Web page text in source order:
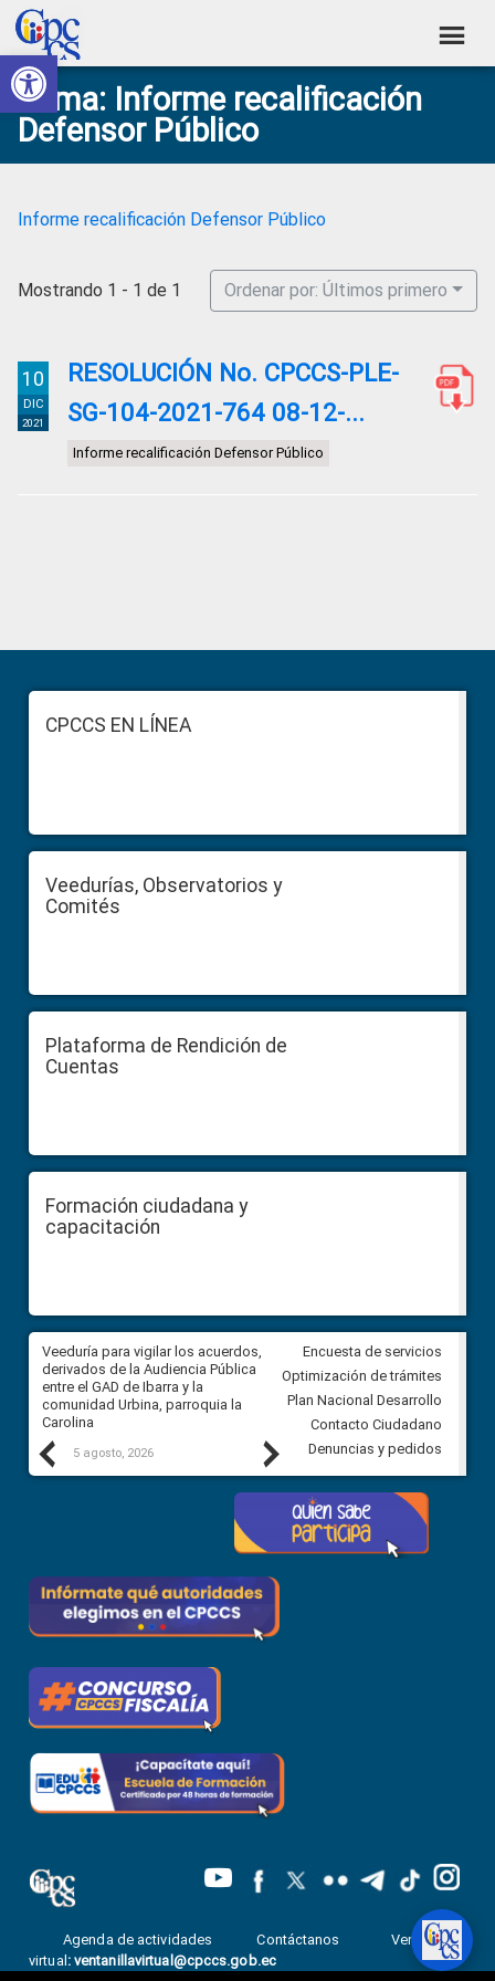
Abrir barra de herramientas
Skip
to
primary
navigation
Skip
to
main
content
Skip
to
primary
sidebar
Skip
to
footer
Consejo
de
Participación
Social
Construyendo
Poder
Ciudadano
Tema: Informe recalificación
Defensor Público
Informe recalificación Defensor Público
Mostrando 1 - 1 de 1 Ordenar por: Últimos primero
10
DIC
2021
RESOLUCIÓN No. CPCCS-PLE-
SG-104-2021-764 08-12-...
Informe recalificación Defensor Público
Sidebar
FooterCPCCS EN LÍNEA
Veedurías, Observatorios y
Comités
Plataforma de Rendición de
Cuentas
Formación ciudadana y
capacitación
Previous
Veeduría para vigilar los acuerdos,
derivados de la Audiencia Pública
entre el GAD de Ibarra y la
comunidad Urbina, parroquia la
Carolina
5 agosto, 2026
CPCCS convoca a Veeduría
Ciudadana para vigilar el
5 agosto, 2026
Next
Encuesta de servicios
Optimización de trámites
Plan Nacional Desarrollo
Contacto Ciudadano
Denuncias y pedidos
Agenda de actividades Contáctanos
Ventanilla
virtual : ventanillavirtual@cpccs.gob.ec